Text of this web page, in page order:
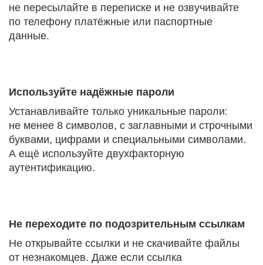
не пересылайте в переписке и не озвучивайте
по телефону платёжные или паспортные
данные.
Используйте надёжные пароли
Устанавливайте только уникальные пароли:
не менее 8 символов, с заглавными и строчными
буквами, цифрами и специальными символами.
А ещё используйте двухфакторную
аутентификацию.
Не переходите по подозрительным ссылкам
Не открывайте ссылки и не скачивайте файлы
от незнакомцев. Даже если ссылка